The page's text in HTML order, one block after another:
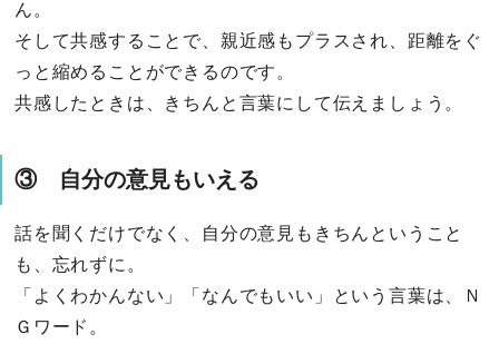
ん。
そして共感することで、親近感もプラスされ、距離をぐ
っと縮めることができるのです。
共感したときは、きちんと言葉にして伝えましょう。
③ 自分の意見もいえる
話を聞くだけでなく、自分の意見もきちんということ
も、忘れずに。
「よくわかんない」「なんでもいい」という言葉は、Ｎ
Ｇワード。